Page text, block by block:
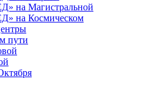
на Магистральной
на Космическом
пути